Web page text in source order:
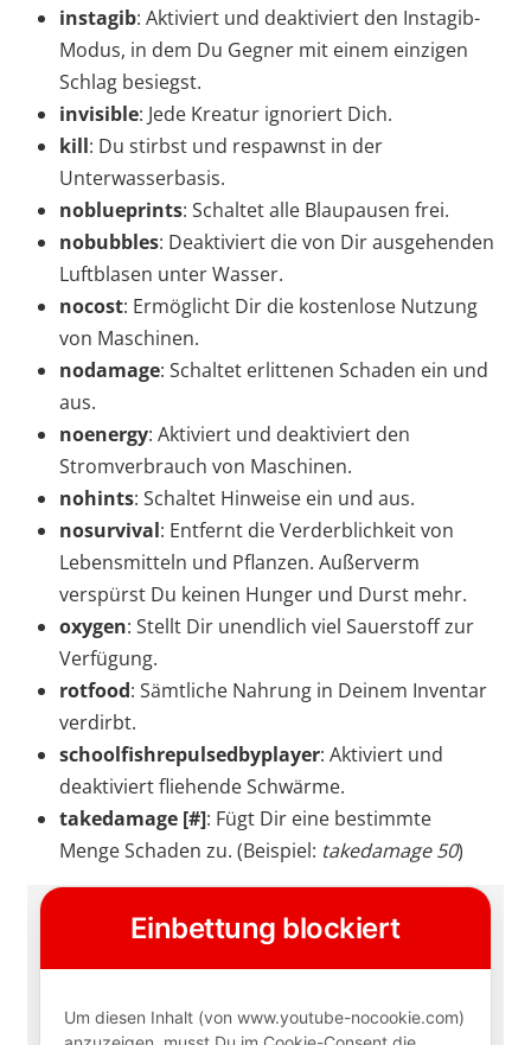
instagib: Aktiviert und deaktiviert den Instagib-
Modus, in dem Du Gegner mit einem einzigen
Schlag besiegst.
invisible: Jede Kreatur ignoriert Dich.
kill: Du stirbst und respawnst in der
Unterwasserbasis.
noblueprints: Schaltet alle Blaupausen frei.
nobubbles: Deaktiviert die von Dir ausgehenden
Luftblasen unter Wasser.
nocost: Ermöglicht Dir die kostenlose Nutzung
von Maschinen.
nodamage: Schaltet erlittenen Schaden ein und
aus.
noenergy: Aktiviert und deaktiviert den
Stromverbrauch von Maschinen.
nohints: Schaltet Hinweise ein und aus.
nosurvival: Entfernt die Verderblichkeit von
Lebensmitteln und Pflanzen. Außerverm
verspürst Du keinen Hunger und Durst mehr.
oxygen: Stellt Dir unendlich viel Sauerstoff zur
Verfügung.
rotfood: Sämtliche Nahrung in Deinem Inventar
verdirbt.
schoolfishrepulsedbyplayer: Aktiviert und
deaktiviert fliehende Schwärme.
takedamage [#]: Fügt Dir eine bestimmte
Menge Schaden zu. (Beispiel: takedamage 50)